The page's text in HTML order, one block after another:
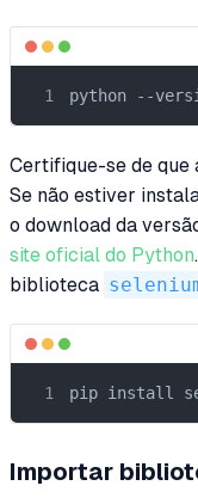
python --
Certifique-se de que
Se não estiver
o download da
site oficial do Python
biblioteca
pip install
Importar